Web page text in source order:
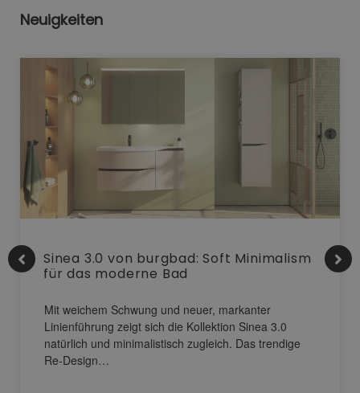
Neuigkeiten
Sinea 3.0 von burgbad: Soft Minimalism
für das moderne Bad
Mit weichem Schwung und neuer, markanter
Linienführung zeigt sich die Kollektion Sinea 3.0
natürlich und minimalistisch zugleich. Das trendige
Re-Design…